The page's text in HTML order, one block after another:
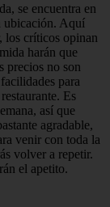
se encuentra en
ubicación. Aquí
los críticos opinan
harán que
precios no son
para
Es
así que
agradable,
venir con toda la
volver a repetir.
el apetito.